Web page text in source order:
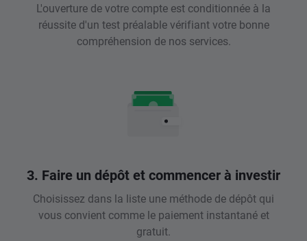
L'ouverture de votre compte est conditionnée à la
réussite d'un test préalable vérifiant votre bonne
compréhension de nos services.
3. Faire un dépôt et commencer à investir
Choisissez dans la liste une méthode de dépôt qui
vous convient comme le paiement instantané et
gratuit.